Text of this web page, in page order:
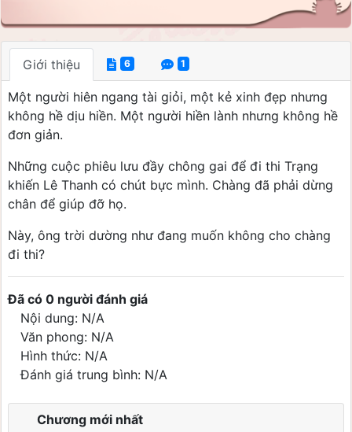
Giới thiệu 6 1
Một người hiên ngang tài giỏi, một kẻ xinh đẹp nhưng
không hề dịu hiền. Một người hiền lành nhưng không hề
đơn giản.
Những cuộc phiêu lưu đầy chông gai để đi thi Trạng
khiến Lê Thanh có chút bực mình. Chàng đã phải dừng
chân để giúp đỡ họ.
Này, ông trời dường như đang muốn không cho chàng
đi thi?
Đã có 0 người đánh giá
Nội dung: N/A
Văn phong: N/A
Hình thức: N/A
Đánh giá trung bình: N/A
Chương mới nhất